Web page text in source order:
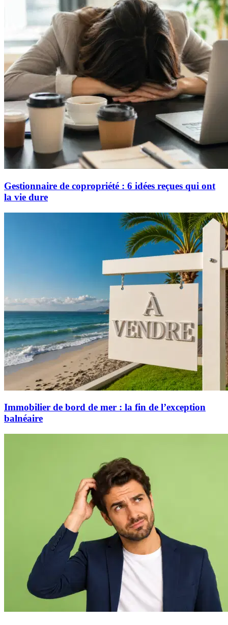
Gestionnaire de copropriété : 6 idées reçues qui ont
la vie dure
Immobilier de bord de mer : la fin de l’exception
balnéaire